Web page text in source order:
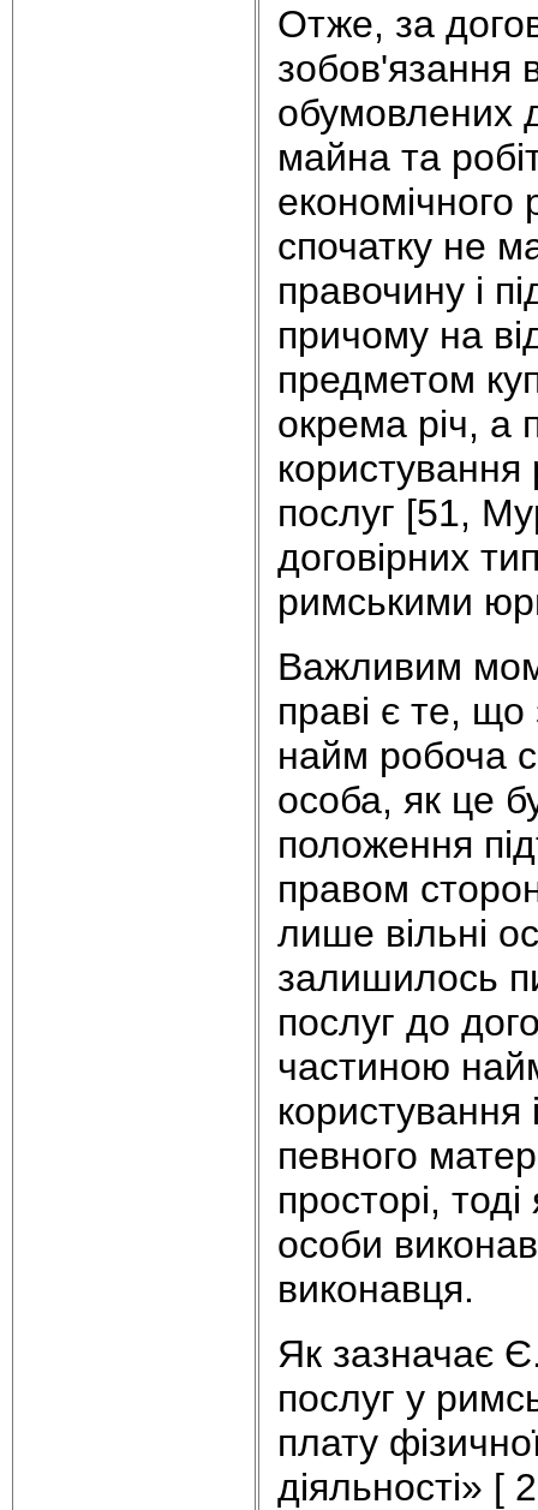
Отже, за
зобов'язання
обумовлених
майна та
економічного
спочатку не
правочину і
причому на
предметом
окрема річ, а
послуг [51,
договірних
римськими
Важливим
праві є те,
найм робоча
особа, як це
положення
правом
лише вільні
залишилось
послуг до
частиною
певного
просторі,
особи
виконавця.
Як зазначає
послуг у
плату
діяльності»